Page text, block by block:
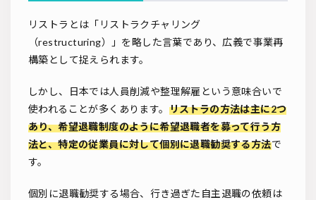
リストラとは「リストラクチャリング
（restructuring）」を略した言葉であり、広義で事業再
構築として捉えられます。
しかし、日本では人員削減や整理解雇という意味合いで
使われることが多くあります。 リストラの方法は主に2つ
あり、希望退職制度のように希望退職者を募って行う方
法と、特定の従業員に対して個別に退職勧奨する方法で
す。
個別に退職勧奨する場合、行き過ぎた自主退職の依頼は